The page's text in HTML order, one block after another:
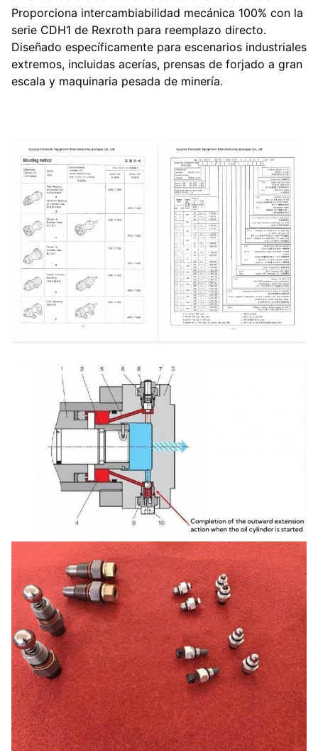
Proporciona intercambiabilidad mecánica 100% con la
serie CDH1 de Rexroth para reemplazo directo.
Diseñado específicamente para escenarios industriales
extremos, incluidas acerías, prensas de forjado a gran
escala y maquinaria pesada de minería.